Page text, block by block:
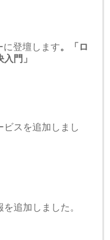
に登壇します。「ロ
門」
ビスを追加しまし
追加しました。